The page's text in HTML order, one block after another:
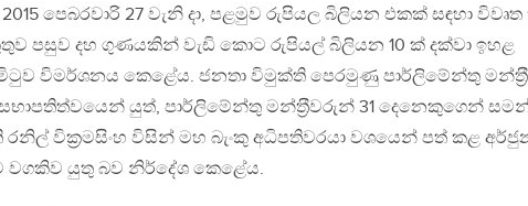
පෙබරවාරි 27 වැනි දා, පළමුව රුපියල බිලියන එකක් සඳහා
පසුව දහ ගුණයකින් වැඩි කොට රුපියල් බිලියන 10 ක් දක්වා ඉහළ
විමර්ශනය කෙළේය. ජනතා විමුක්ති පෙරමුණු පාර්ලිමේන්තු මන්ත‍්‍රී
යුත්, පාර්ලිමේන්තු මන්ත‍්‍රීවරුන් 31 දෙනෙකුගෙන්
රනිල් වික‍්‍රමසිංහ විසින් මහ බැංකු අධිපතිවරයා වශයෙන් පත් කළ
වගකිව යුතු බව නිර්දේශ කෙළේය.